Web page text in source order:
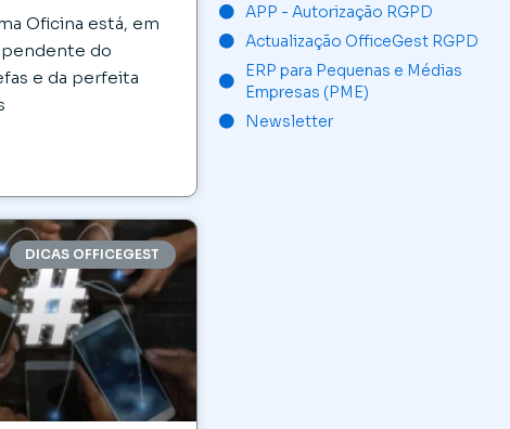
Oficina está, em
do
e da perfeita
DICAS OFFICEGEST
APP - Autorização RGPD
Actualização OfficeGest RGPD
ERP para Pequenas e Médias
Empresas (PME)
Newsletter